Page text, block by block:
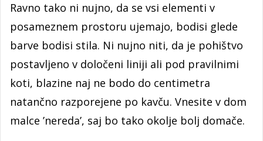
Ravno tako ni nujno, da se vsi elementi v
posameznem prostoru ujemajo, bodisi glede
barve bodisi stila. Ni nujno niti, da je pohištvo
postavljeno v določeni liniji ali pod pravilnimi
koti, blazine naj ne bodo do centimetra
natančno razporejene po kavču. Vnesite v dom
malce ’nereda’, saj bo tako okolje bolj domače.